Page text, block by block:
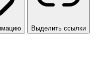
Выделить ссылки